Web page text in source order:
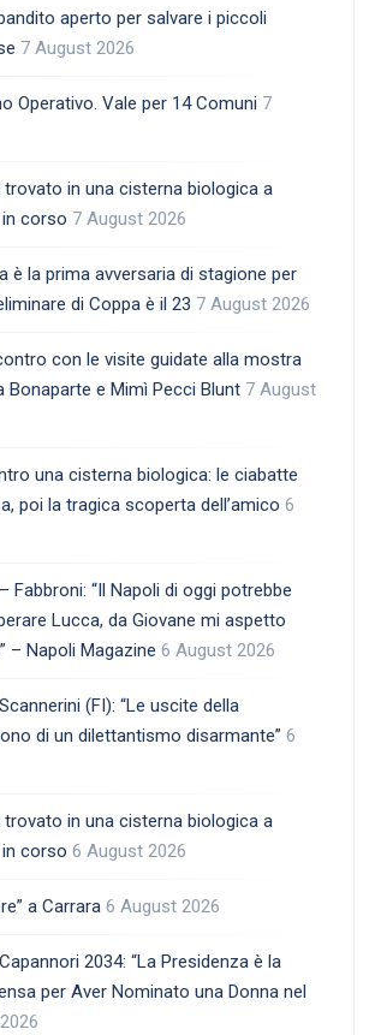
aperto per salvare i piccoli
7 August 2026
Operativo. Vale per 14 Comuni 7
trovato in una cisterna biologica a
corso 7 August 2026
è la prima avversaria di stagione per
di Coppa è il 23 7 August 2026
con le visite guidate alla mostra
Bonaparte e Mimì Pecci Blunt 7 August
una cisterna biologica: le ciabatte
poi la tragica scoperta dell’amico 6
Fabbroni: “Il Napoli di oggi potrebbe
Lucca, da Giovane mi aspetto
– Napoli Magazine 6 August 2026
(FI): “Le uscite della
di un dilettantismo disarmante” 6
trovato in una cisterna biologica a
corso 6 August 2026
a Carrara 6 August 2026
2034: “La Presidenza è la
per Aver Nominato una Donna nel